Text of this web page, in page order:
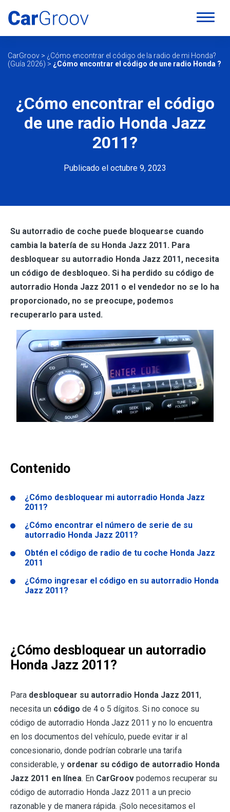
CarGroov > ¿Cómo encontrar el código de la radio de mi Honda?
(Guía 2026) > ¿Cómo encontrar el código de une radio Honda ?
¿Cómo encontrar el código
de une radio Honda Jazz
2011?
Publicado el octubre 9, 2023
Su autorradio de coche puede bloquearse cuando
cambia la batería de su Honda Jazz 2011. Para
desbloquear su autorradio Honda Jazz 2011, necesita
un código de desbloqueo. Si ha perdido su código de
autorradio Honda Jazz 2011 o el vendedor no se lo ha
proporcionado, no se preocupe, podemos
recuperarlo para usted.
Contenido
¿Cómo desbloquear mi autorradio Honda Jazz
2011?
¿Cómo encontrar el número de serie de su
autorradio Honda Jazz 2011?
Obtén el código de radio de tu coche Honda Jazz
2011
¿Cómo ingresar el código en su autorradio Honda
Jazz 2011?
¿Cómo desbloquear un autorradio
Honda Jazz 2011?
Para desbloquear su autorradio Honda Jazz 2011,
necesita un código de 4 o 5 dígitos. Si no conoce su
código de autorradio Honda Jazz 2011 y no lo encuentra
en los documentos del vehículo, puede evitar ir al
concesionario, donde podrían cobrarle una tarifa
considerable, y ordenar su código de autorradio Honda
Jazz 2011 en línea. En CarGroov podemos recuperar su
código de autorradio Honda Jazz 2011 a un precio
razonable y de manera rápida. ¡Solo necesitamos el